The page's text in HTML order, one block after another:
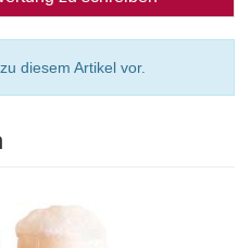
diesem Artikel vor.